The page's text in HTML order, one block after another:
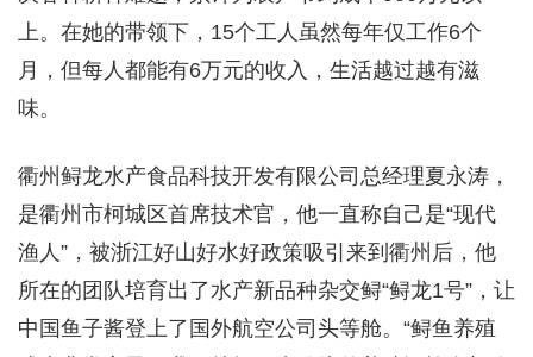
上。在她的带领下，15个工人虽然每年仅工作6个
月，但每人都能有6万元的收入，生活越过越有滋
味。
衢州鲟龙水产食品科技开发有限公司总经理夏永涛，
是衢州市柯城区首席技术官，他一直称自己是“现代
渔人”，被浙江好山好水好政策吸引来到衢州后，他
所在的团队培育出了水产新品种杂交鲟“鲟龙1号”，让
中国鱼子酱登上了国外航空公司头等舱。“鲟鱼养殖